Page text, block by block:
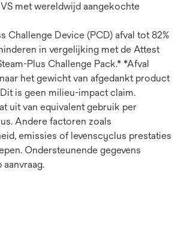
met wereldwijd aangekochte
Challenge Device (PCD) afval tot 82%
in vergelijking met de Attest
Plus Challenge Pack.* *Afval
het gewicht van afgedankt product
is geen milieu-impact claim.
uit van equivalent gebruik per
Andere factoren zoals
emissies of levenscyclus prestaties
Ondersteunende gegevens